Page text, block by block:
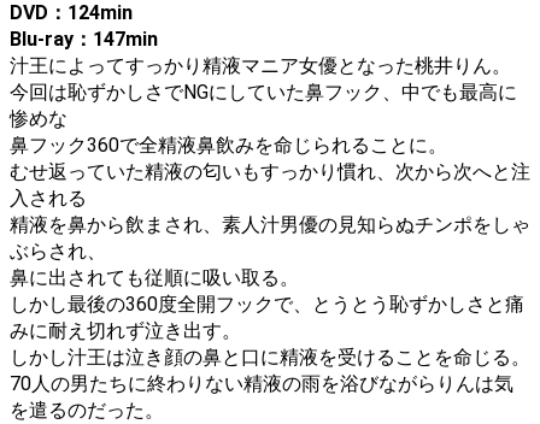
DVD：124min
Blu-ray：147min
汁王によってすっかり精液マニア女優となった桃井りん。
今回は恥ずかしさでNGにしていた鼻フック、中でも最高に
惨めな
鼻フック360で全精液鼻飲みを命じられることに。
むせ返っていた精液の匂いもすっかり慣れ、次から次へと注
入される
精液を鼻から飲まされ、素人汁男優の見知らぬチンポをしゃ
ぶらされ、
鼻に出されても従順に吸い取る。
しかし最後の360度全開フックで、とうとう恥ずかしさと痛
みに耐え切れず泣き出す。
しかし汁王は泣き顔の鼻と口に精液を受けることを命じる。
70人の男たちに終わりない精液の雨を浴びながらりんは気
を遣るのだった。